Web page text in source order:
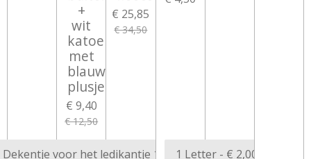
+
wit
katoen
met
blauwe
plusjes
€ 9,40
€ 12,50
€ 25,85
€ 34,50